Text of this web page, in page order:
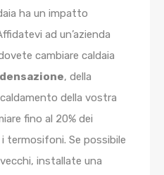
ha un impatto
ad un’azienda
cambiare caldaia
, della
della vostra
fino al 20% dei
termosifoni. Se possibile
installate una